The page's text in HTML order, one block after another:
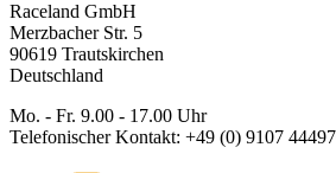
Raceland GmbH
Merzbacher Str. 5
90619 Trautskirchen
Deutschland
Mo. - Fr. 9.00 - 17.00 Uhr
Telefonischer Kontakt: +49 (0) 9107